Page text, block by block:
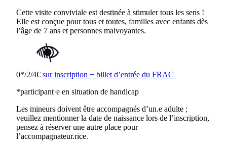
Cette visite conviviale est destinée à stimuler tous les sens !
Elle est conçue pour tous et toutes, familles avec enfants dès
l’âge de 7 ans et personnes malvoyantes.
0*/2/4€ sur inscription + billet d’entrée du FRAC
*participant·e en situation de handicap
Les mineurs doivent être accompagnés d’un.e adulte ;
veuillez mentionner la date de naissance lors de l’inscription,
pensez à réserver une autre place pour
l’accompagnateur.rice.